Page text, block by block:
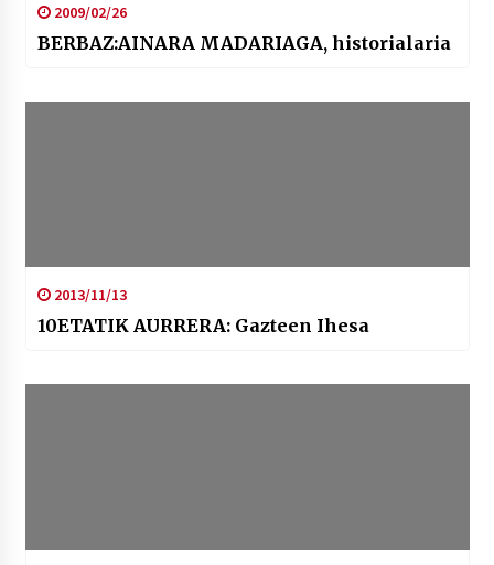
2009/02/26
BERBAZ:AINARA MADARIAGA, historialaria
2013/11/13
10ETATIK AURRERA: Gazteen Ihesa